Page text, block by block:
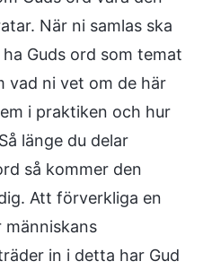
När ni samlas ska
Guds ord som temat
vad ni vet om de här
i praktiken och hur
länge du delar
så kommer den
Att förverkliga en
människans
in i detta har Gud